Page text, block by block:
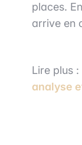
places.
arrive en
Lire plus :
analyse